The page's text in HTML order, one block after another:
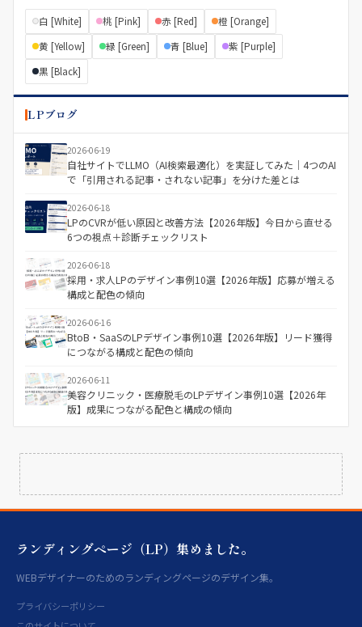
白 [White] 桃 [Pink] 赤 [Red]
橙 [Orange]
黄 [Yellow]
緑 [Green] 青 [Blue]
紫 [Purple]
黒 [Black]
LPブログ
2026-06-19
自社サイトでLLMO（AI検索最適化）を実証してみた｜4つのAI
で「引用される記事・されない記事」を分けた差とは
2026-06-18
LPのCVRが低い原因と改善方法【2026年版】今日から直せる
6つの視点＋診断チェックリスト
2026-06-18
採用・求人LPのデザイン事例10選【2026年版】応募が増える
構成と配色の傾向
2026-06-16
BtoB・SaaSのLPデザイン事例10選【2026年版】リード獲得
につながる構成と配色の傾向
2026-06-11
美容クリニック・医療脱毛のLPデザイン事例10選【2026年
版】成果につながる配色と構成の傾向
ランディングページ（LP）集めました。
WEBデザイナーのためのランディングページのデザイン集。
プライバシーポリシー